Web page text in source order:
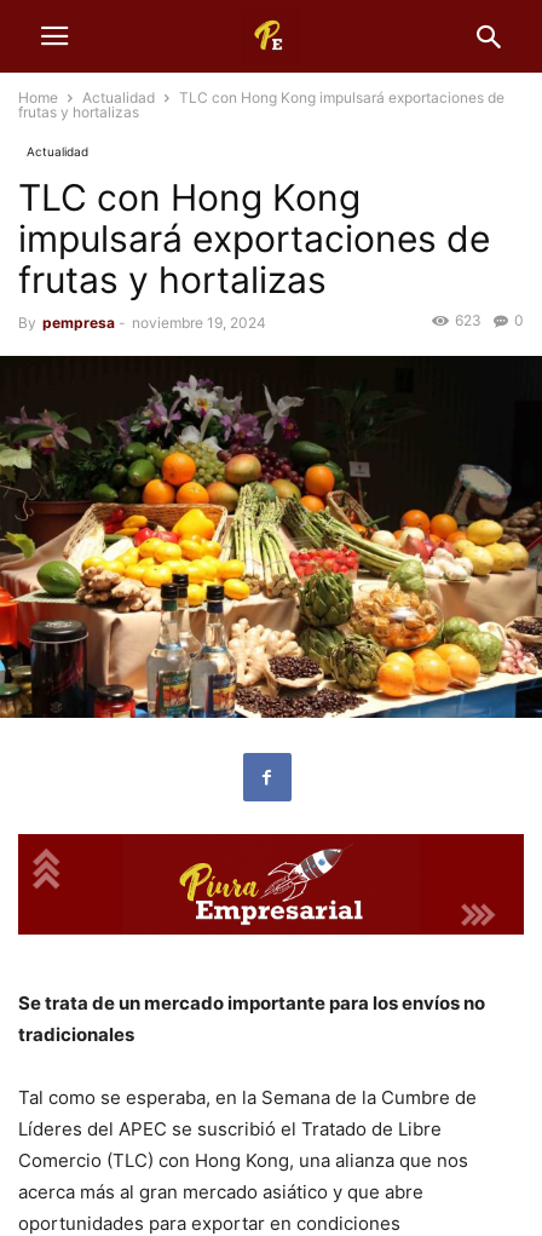
Home Actualidad
TLC con Hong Kong impulsará exportaciones de
frutas y hortalizas
Actualidad
TLC con Hong Kong
impulsará exportaciones de
frutas y hortalizas
By pempresa - noviembre 19, 2024 0
623
Se trata de un mercado importante para los envíos no
tradicionales
Tal como se esperaba, en la Semana de la Cumbre de
Líderes del APEC se suscribió el Tratado de Libre
Comercio (TLC) con Hong Kong, una alianza que nos
acerca más al gran mercado asiático y que abre
oportunidades para exportar en condiciones